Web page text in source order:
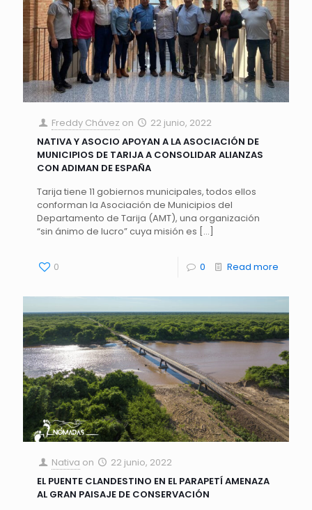
Freddy Chávez on
22 junio, 2022
NATIVA Y ASOCIO APOYAN A LA ASOCIACIÓN DE
MUNICIPIOS DE TARIJA A CONSOLIDAR ALIANZAS
CON ADIMAN DE ESPAÑA
Tarija tiene 11 gobiernos municipales, todos ellos
conforman la Asociación de Municipios del
Departamento de Tarija (AMT), una organización
“sin ánimo de lucro” cuya misión es […]
0 0 Read more
Nativa on
22 junio, 2022
EL PUENTE CLANDESTINO EN EL PARAPETÍ AMENAZA
AL GRAN PAISAJE DE CONSERVACIÓN